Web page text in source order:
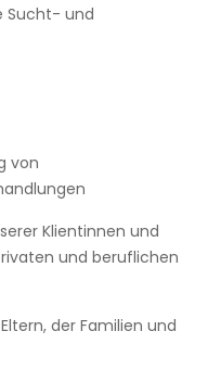
Sucht- und
von
Klientinnen und
und beruflichen
der Familien und